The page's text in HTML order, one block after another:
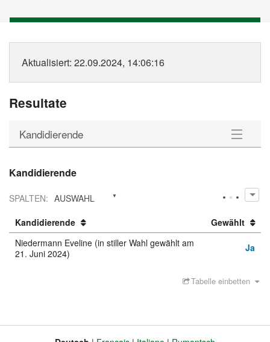
Aktualisiert: 22.09.2024, 14:06:16
Resultate
Kandidierende
Downloads
Kandidierende
SPALTEN: AUSWAHL
Kandidierende
Gewählt
Niedermann Eveline (in stiller Wahl gewählt am
21. Juni 2024)
Ja
Tabelle einbetten